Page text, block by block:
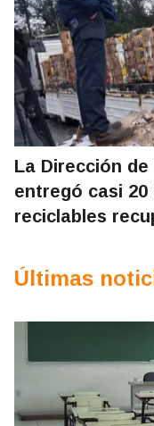
La Dirección
entregó casi
reciclables
Últimas